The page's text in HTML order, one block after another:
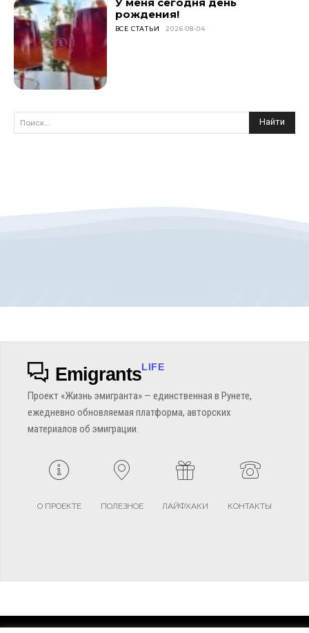
рождения!
ВСЕ СТАТЬИ 2026-08-04
Поиск... Найти
EmigrantsLIFE
Проект «Жизнь эмигранта» — единственная в Рунете,
ежедневно обновляемая платформа, авторских
материалов об эмиграции.
О ПРОЕКТЕ ПОЛЕЗНОЕ ЛАЙФХАКИ КОНТАКТЫ